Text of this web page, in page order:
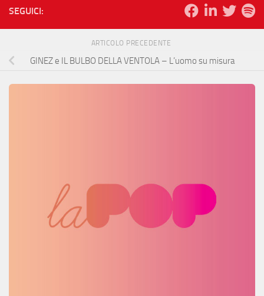
SEGUICI:
ARTICOLO PRECEDENTE
GINEZ e IL BULBO DELLA VENTOLA – L’uomo su misura